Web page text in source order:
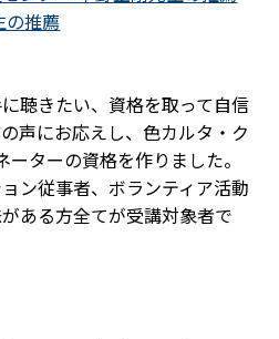
の推薦
聴きたい、資格を取って自信
声にお応えし、色カルタ・ク
ターの資格を作りました。
ン従事者、ボランティア活動
ある方全てが受講対象者で